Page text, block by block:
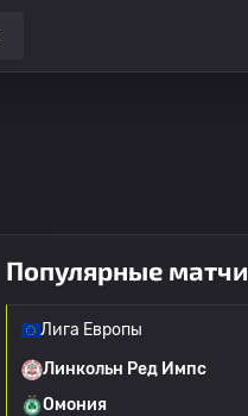
Популярные матчи
Лига Европы
Линкольн Ред Импс
Омония